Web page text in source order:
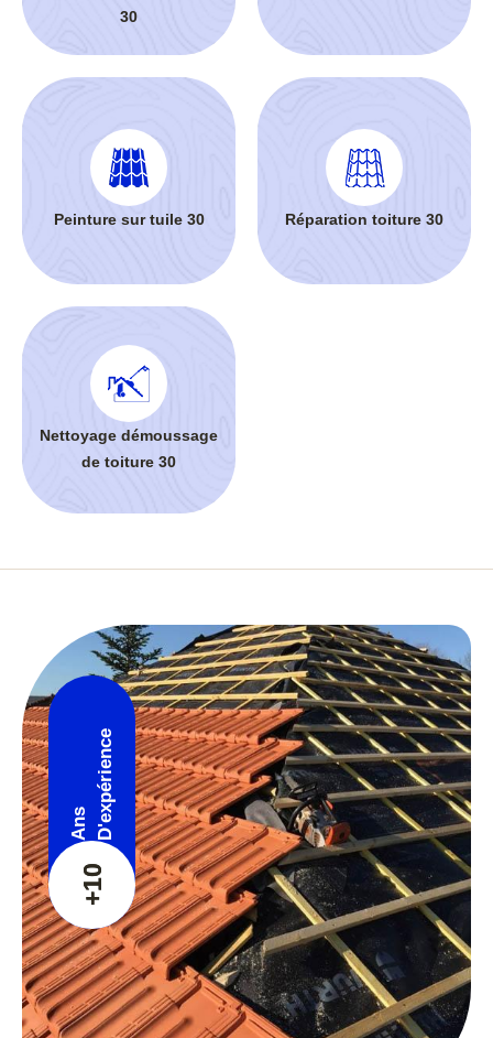
30
Peinture sur tuile 30 Réparation toiture 30
Nettoyage démoussage
de toiture 30
+10
Ans D'expérience